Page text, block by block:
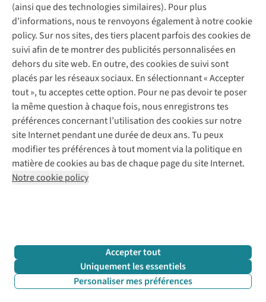
Filtrer & classer
(ainsi que des technologies similaires). Pour plus
d’informations, nous te renvoyons également à notre cookie
policy. Sur nos sites, des tiers placent parfois des cookies de
suivi afin de te montrer des publicités personnalisées en
dehors du site web. En outre, des cookies de suivi sont
placés par les réseaux sociaux. En sélectionnant « Accepter
tout », tu acceptes cette option. Pour ne pas devoir te poser
la même question à chaque fois, nous enregistrons tes
préférences concernant l’utilisation des cookies sur notre
site Internet pendant une durée de deux ans. Tu peux
modifier tes préférences à tout moment via la politique en
matière de cookies au bas de chaque page du site Internet.
Notre cookie policy
Accepter tout
Uniquement les essentiels
Personaliser mes préférences
Questions fréquentes
Commander
Payer
10 % réduction étudiants
Klarna : post-paiement
Livraison
Retourner
Rétractation d'une commande
Garantie
Contact
Nos services
Vintage - ReJUsed
Atelier de couture
Personal shopping
Boîte à vêtements
Événements / ateliers
Juttu
Qui sommes-nous ?
Juttu Friends
Inspiration
Travailler chez Juttu
Nos magasins
Le monde de Juttu
Entrepreneuriat responsable
Déclaration d’accessibilité
Abonne-toi à la newsletter
Suivez-nous
+32 (0)3 828 30 15 team@juttu.be
BTW BE 0416.762.280